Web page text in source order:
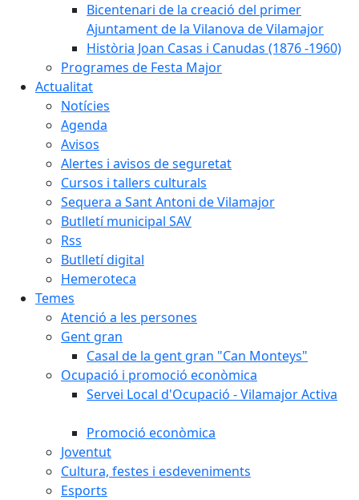
Bicentenari de la creació del primer
Ajuntament de la Vilanova de Vilamajor
Història Joan Casas i Canudas (1876 -1960)
Programes de Festa Major
Actualitat
Notícies
Agenda
Avisos
Alertes i avisos de seguretat
Cursos i tallers culturals
Sequera a Sant Antoni de Vilamajor
Butlletí municipal SAV
Rss
Butlletí digital
Hemeroteca
Temes
Atenció a les persones
Gent gran
Casal de la gent gran "Can Monteys"
Ocupació i promoció econòmica
Servei Local d'Ocupació - Vilamajor Activa
Promoció econòmica
Joventut
Cultura, festes i esdeveniments
Esports